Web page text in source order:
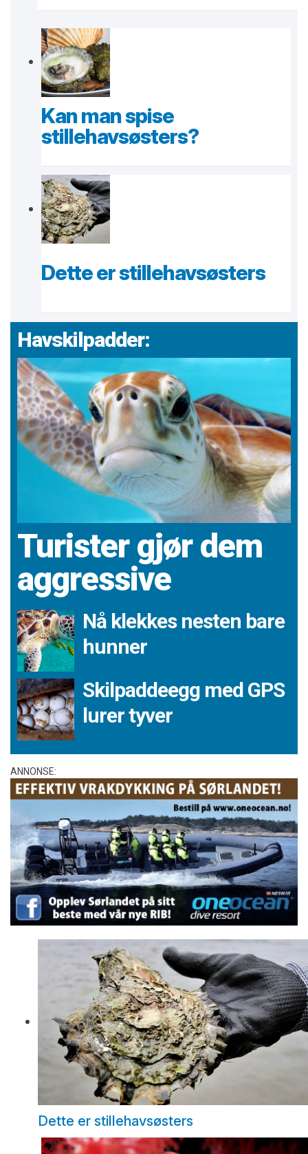
Kan man spise
stillehavsøsters?
Dette er stillehavsøsters
Havskilpadder:
Turister gjør dem
aggressive
Nå klekkes nesten bare
hunner
Skilpaddeegg med GPS
lurer tyver
ANNONSE:
Dette er stillehavsøsters